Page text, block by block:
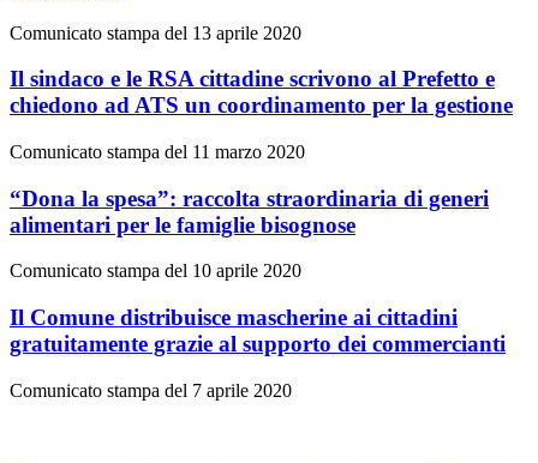
Comunicato stampa del 13 aprile 2020
Il sindaco e le RSA cittadine scrivono al Prefetto e
chiedono ad ATS un coordinamento per la gestione
Comunicato stampa del 11 marzo 2020
“Dona la spesa”: raccolta straordinaria di generi
alimentari per le famiglie bisognose
Comunicato stampa del 10 aprile 2020
Il Comune distribuisce mascherine ai cittadini
gratuitamente grazie al supporto dei commercianti
Comunicato stampa del 7 aprile 2020